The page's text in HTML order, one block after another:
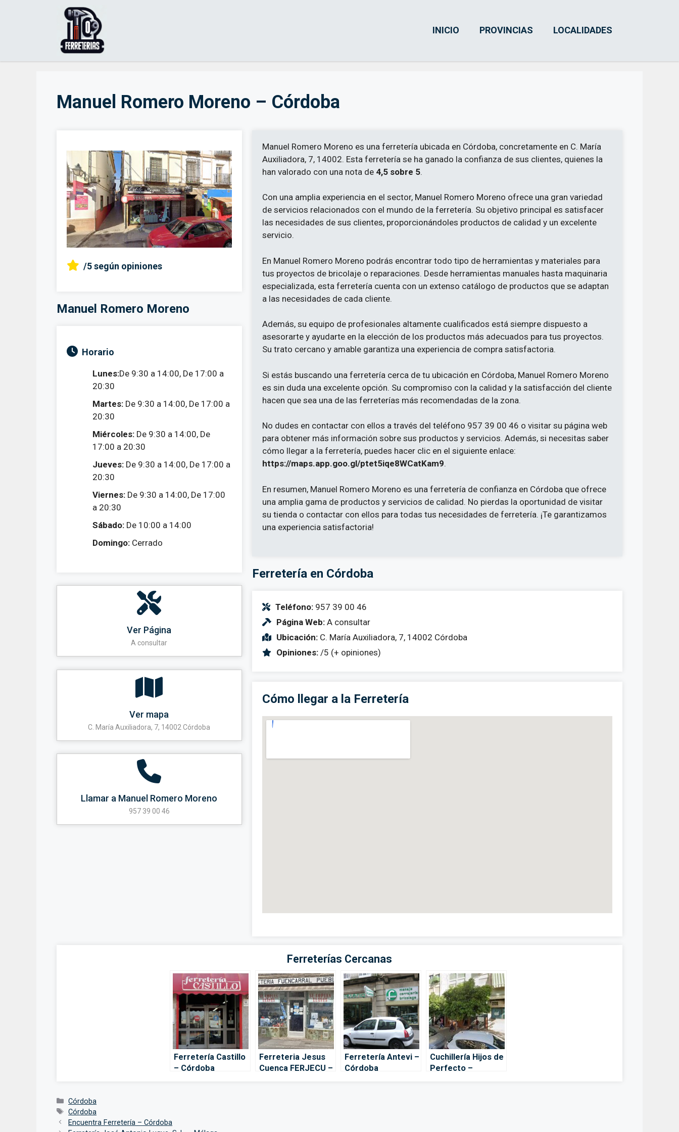
INICIO PROVINCIAS LOCALIDADES
Manuel Romero Moreno – Córdoba
/5según opiniones
Manuel Romero Moreno
Horario
Lunes:De 9:30 a 14:00, De 17:00 a
20:30
Martes: De 9:30 a 14:00, De 17:00 a
20:30
Miércoles: De 9:30 a 14:00, De
17:00 a 20:30
Jueves: De 9:30 a 14:00, De 17:00 a
20:30
Viernes: De 9:30 a 14:00, De 17:00
a 20:30
Sábado: De 10:00 a 14:00
Domingo: Cerrado
Ver Página
A consultar
Ver mapa
C. María Auxiliadora, 7, 14002 Córdoba
Llamar a Manuel Romero Moreno
957 39 00 46
Manuel Romero Moreno es una ferretería ubicada en Córdoba, concretamente en C. María
Auxiliadora, 7, 14002. Esta ferretería se ha ganado la confianza de sus clientes, quienes la
han valorado con una nota de 4,5 sobre 5.
Con una amplia experiencia en el sector, Manuel Romero Moreno ofrece una gran variedad
de servicios relacionados con el mundo de la ferretería. Su objetivo principal es satisfacer
las necesidades de sus clientes, proporcionándoles productos de calidad y un excelente
servicio.
En Manuel Romero Moreno podrás encontrar todo tipo de herramientas y materiales para
tus proyectos de bricolaje o reparaciones. Desde herramientas manuales hasta maquinaria
especializada, esta ferretería cuenta con un extenso catálogo de productos que se adaptan
a las necesidades de cada cliente.
Además, su equipo de profesionales altamente cualificados está siempre dispuesto a
asesorarte y ayudarte en la elección de los productos más adecuados para tus proyectos.
Su trato cercano y amable garantiza una experiencia de compra satisfactoria.
Si estás buscando una ferretería cerca de tu ubicación en Córdoba, Manuel Romero Moreno
es sin duda una excelente opción. Su compromiso con la calidad y la satisfacción del cliente
hacen que sea una de las ferreterías más recomendadas de la zona.
No dudes en contactar con ellos a través del teléfono 957 39 00 46 o visitar su página web
para obtener más información sobre sus productos y servicios. Además, si necesitas saber
cómo llegar a la ferretería, puedes hacer clic en el siguiente enlace:
https://maps.app.goo.gl/ptet5iqe8WCatKam9.
En resumen, Manuel Romero Moreno es una ferretería de confianza en Córdoba que ofrece
una amplia gama de productos y servicios de calidad. No pierdas la oportunidad de visitar
su tienda o contactar con ellos para todas tus necesidades de ferretería. ¡Te garantizamos
una experiencia satisfactoria!
Ferretería en Córdoba
Teléfono:957 39 00 46
Página Web:A consultar
Ubicación:C. María Auxiliadora, 7, 14002 Córdoba
Opiniones:/5 (+ opiniones)
Cómo llegar a la Ferretería
Ferreterías Cercanas
Ferretería Castillo
– Córdoba
Ferreteria Jesus
Cuenca FERJECU –
Ferretería Antevi –
Córdoba
Cuchillería Hijos de
Perfecto –
Categorías
Córdoba
Etiquetas
Córdoba
Encuentra Ferretería – Córdoba